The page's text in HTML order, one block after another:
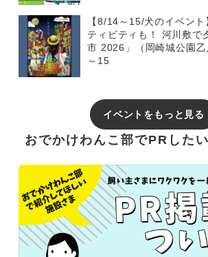
【8/14～15/犬のイベン
ティビティも！ 河川敷で
市 2026」（岡崎城公園
～15
イベントをもっと見る
おでかけわんこ部でPRしたい